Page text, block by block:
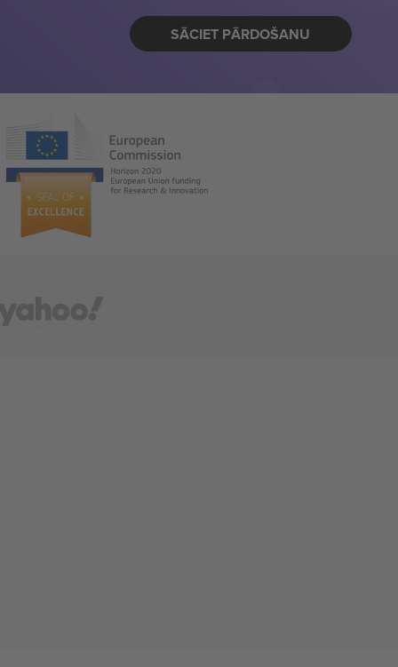
SĀCIET PĀRDOŠANU